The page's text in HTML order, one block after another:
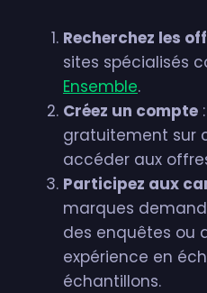
Recherchez les
sites spécialisés
Ensemble.
Créez un compte
gratuitement sur
accéder aux
Participez aux
marques
des enquêtes ou
expérience en
échantillons.